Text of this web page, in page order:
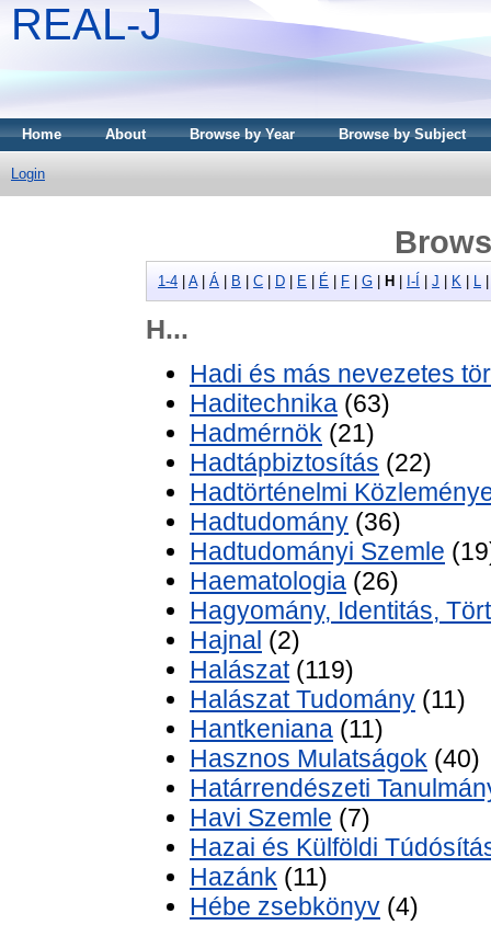
REAL-J
Home About Browse by Year Browse by Subject
Login
1-4 A| Á B C D E É F G H I-Í J K
H...
Hadi és más nevezetes
Haditechnika (63)
Hadmérnök (21)
Hadtápbiztosítás (22)
Hadtörténelmi
Hadtudomány (36)
Hadtudományi Szemle
Haematologia (26)
Hagyomány, Identitás,
Hajnal (2)
Halászat(119)
Halászat Tudomány (11)
Hantkeniana (11)
Hasznos Mulatságok (40)
Határrendészeti
Havi Szemle (7)
Hazai és Külföldi
Hazánk (11)
Hébe zsebkönyv (4)